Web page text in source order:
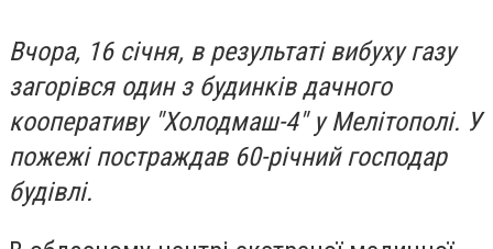
Вчора, 16 січня, в результаті вибуху газу
загорівся один з будинків дачного
кооперативу "Холодмаш-4" у Мелітополі. У
пожежі постраждав 60-річний господар
будівлі.